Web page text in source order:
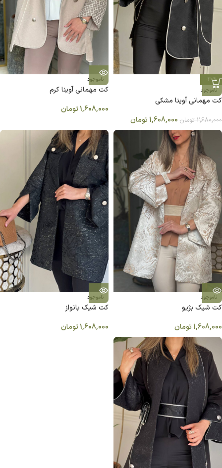
-40%
ناموجود
کت مهمانی آوینا مشکی
2,680,000 تومان 1,608,000تومان
ناموجود
کت مهمانی آوینا کرم
1,608,000تومان
ناموجود
کت شیک بژیو
1,608,000تومان
ناموجود
کت شیک بانواز
1,608,000تومان